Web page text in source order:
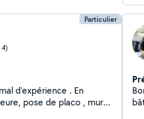
Particulier
4)
d'expérience . En
pose de placo , mur